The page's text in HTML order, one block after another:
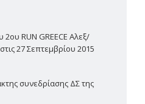
2ου RUN GREECE Αλεξ/
27 Σεπτεμβρίου 2015
συνεδρίασης ΔΣ της